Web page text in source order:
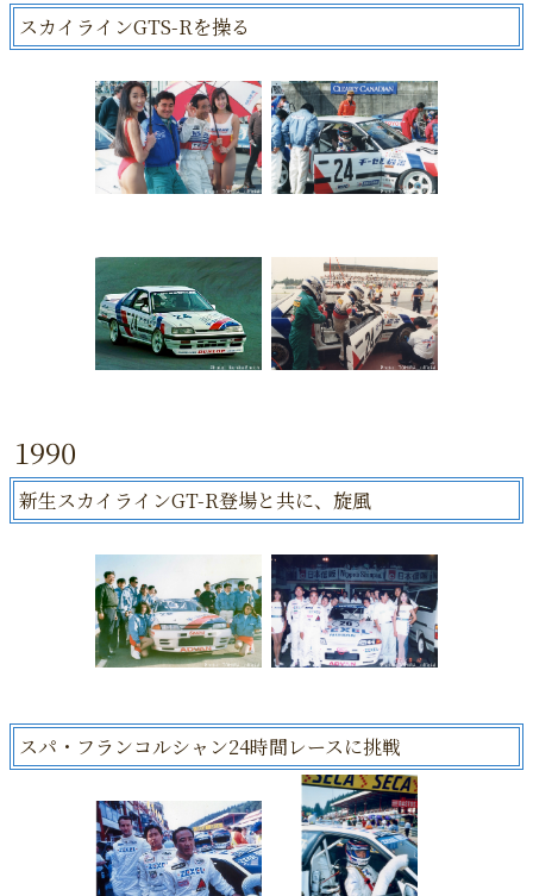
スカイラインGTS-Rを操る
1990
新生スカイラインGT-R登場と共に、旋風
スパ・フランコルシャン24時間レースに挑戦